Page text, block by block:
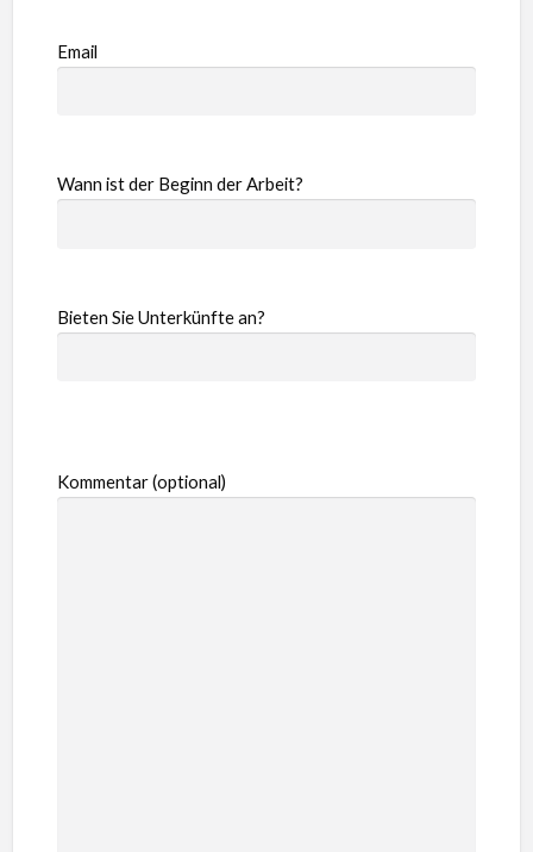
Email
Wann ist der Beginn der Arbeit?
Bieten Sie Unterkünfte an?
Kommentar (optional)